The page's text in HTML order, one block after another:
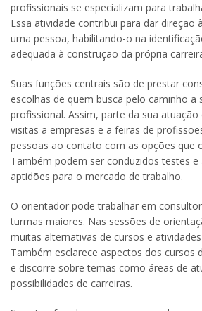
profissionais se especializam para
Essa atividade contribui para dar direção
uma pessoa, habilitando-o na
adequada à construção da própria
Suas funções centrais são de prestar
escolhas de quem busca pelo caminho a
profissional. Assim, parte da sua
visitas a empresas e a feiras de
pessoas ao contato com as opções que
Também podem ser conduzidos testes e
aptidões para o mercado de trabalho.
O orientador pode trabalhar em
turmas maiores. Nas sessões de
muitas alternativas de cursos e
Também esclarece aspectos dos cursos
e discorre sobre temas como áreas de
possibilidades de carreiras.